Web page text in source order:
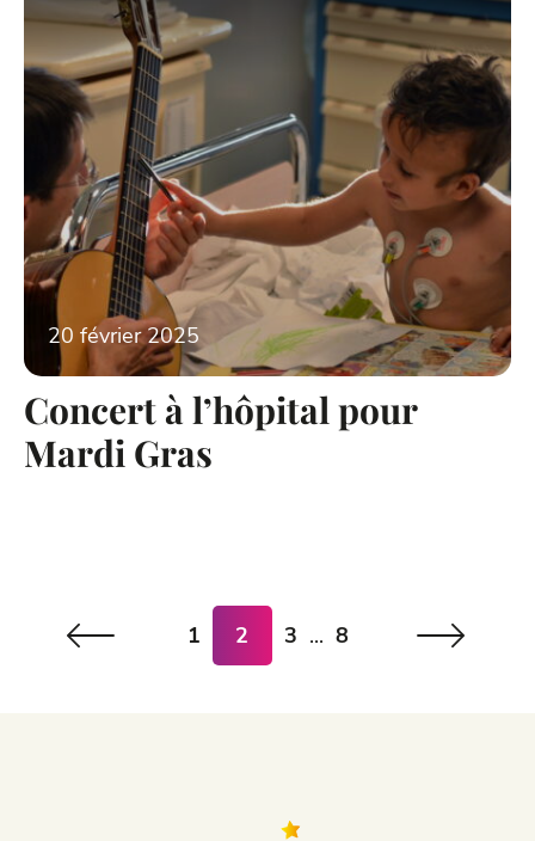
20 février 2025
Concert à l’hôpital pour
Mardi Gras
1 2 3 ... 8